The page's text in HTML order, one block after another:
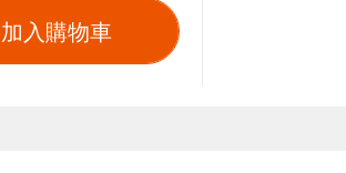
加入購物車